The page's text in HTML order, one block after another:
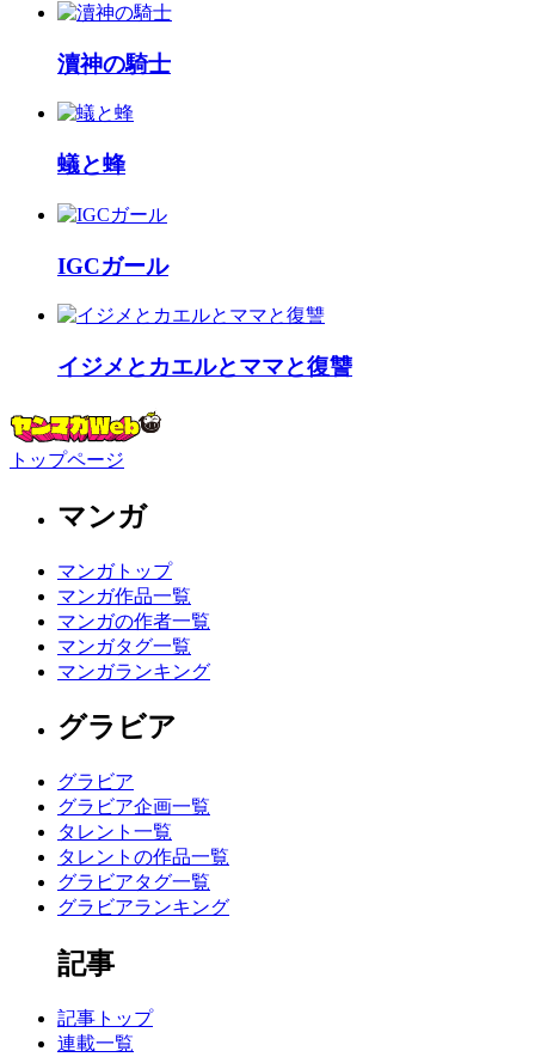
瀆神の騎士
蟻と蜂
IGCガール
イジメとカエルとママと復讐
トップページ
マンガ
マンガトップ
マンガ作品一覧
マンガの作者一覧
マンガタグ一覧
マンガランキング
グラビア
グラビア
グラビア企画一覧
タレント一覧
タレントの作品一覧
グラビアタグ一覧
グラビアランキング
記事
記事トップ
連載一覧